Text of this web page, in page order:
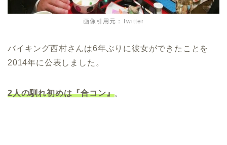
画像引用元：Twitter
バイキング西村さんは6年ぶりに彼女ができたことを
2014年に公表しました。
2人の馴れ初めは『合コン』。